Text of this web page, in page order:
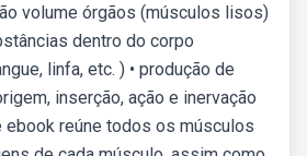
volume órgãos (músculos lisos)
dentro do corpo
linfa, etc. ) • produção de
inserção, ação e inervação
ebook reúne todos os músculos